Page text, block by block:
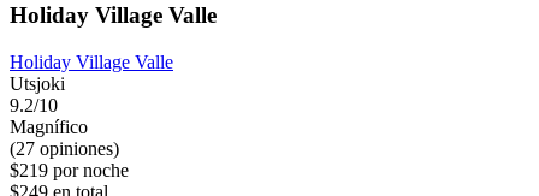
Holiday Village Valle
Holiday Village Valle
Utsjoki
9.2/10
Magnífico
(27 opiniones)
$219 por noche
$249 en total